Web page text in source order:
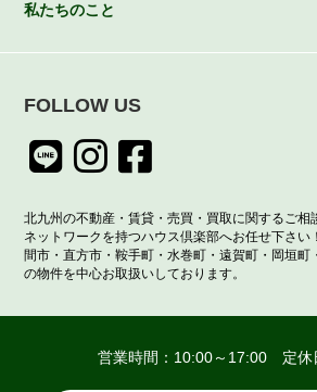
私たちのこと
FOLLOW US
北九州の不動産・賃貸・売買・買取に関するご相
ネットワークを持つハウス倶楽部へお任せ下さい
間市・直方市・鞍手町・水巻町・遠賀町・岡垣町
の物件を中心お取扱いしております。
営業時間：10:00～17:00 定休